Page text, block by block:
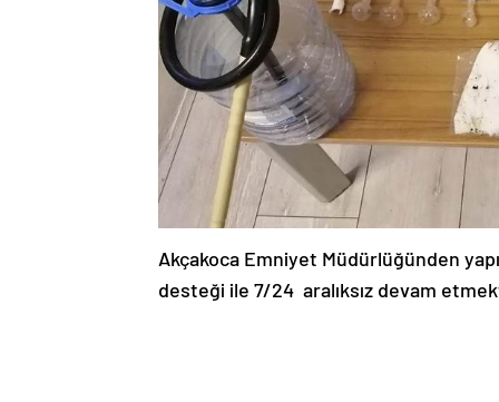
Akçakoca Emniyet Müdürlüğünden
desteği ile 7/24 aralıksız devam